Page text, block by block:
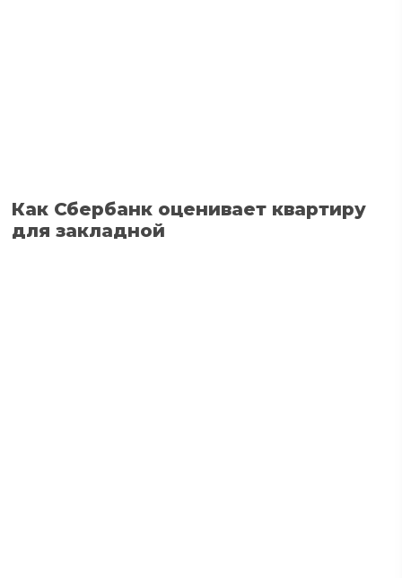
Как Сбербанк оценивает квартиру
для закладной